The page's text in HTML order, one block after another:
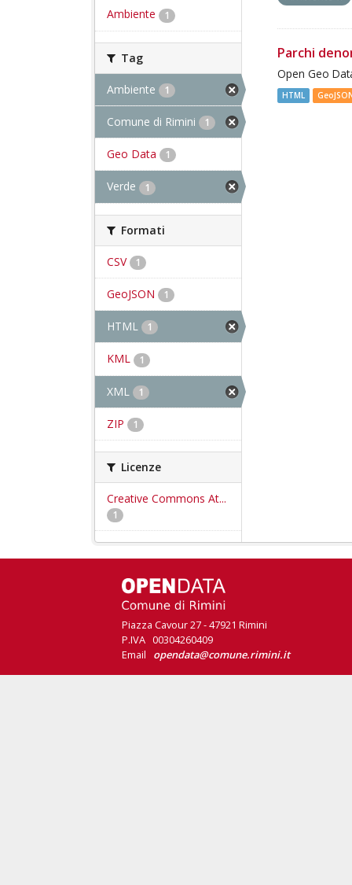
Ambiente 1
Tag
Ambiente 1
Comune di Rimini 1
Geo Data 1
Verde 1
Formati
CSV 1
GeoJSON 1
HTML 1
KML 1
XML 1
ZIP 1
Licenze
Creative Commons At...
1
Parchi
Open Geo
HTML
Piazza Cavour 27 - 47921 Rimini
P.IVA 00304260409
Email opendata@comune.rimini.it